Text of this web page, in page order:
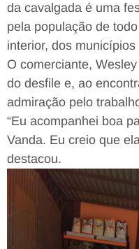
da cavalgada é uma
pela população de
interior, dos
O comerciante,
do desfile e, ao
admiração pelo
“Eu acompanhei boa
Vanda. Eu creio que
destacou.